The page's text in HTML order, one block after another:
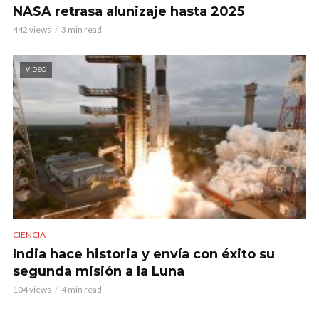
NASA retrasa alunizaje hasta 2025
442 views 3 min read
VIDEO
CIENCIA
India hace historia y envía con éxito su
segunda misión a la Luna
104 views 4 min read